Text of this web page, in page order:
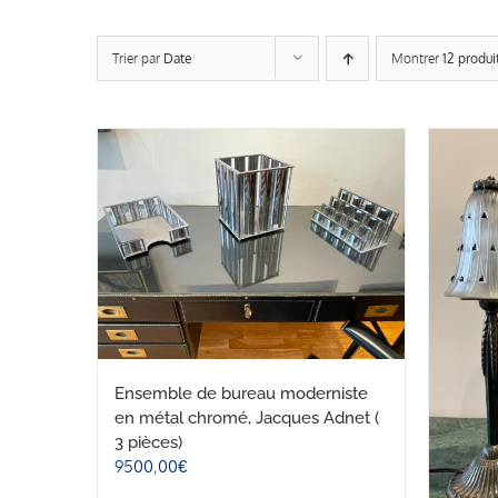
Trier par Date Montrer 12
Ensemble de bureau moderniste
en métal chromé, Jacques Adnet (
3 pièces)
9500,00€